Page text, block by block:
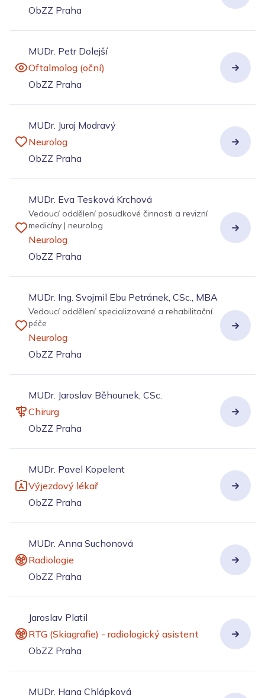
ObZZ Praha
MUDr. Petr Dolejší
Oftalmolog (oční)
ObZZ Praha
MUDr. Juraj Modravý
Neurolog
ObZZ Praha
MUDr. Eva Tesková Krchová
Vedoucí oddělení posudkové činnosti a revizní
medicíny | neurolog
Neurolog
ObZZ Praha
MUDr. Ing. Svojmil Ebu Petránek, CSc., MBA
Vedoucí oddělení specializované a rehabilitační
péče
Neurolog
ObZZ Praha
MUDr. Jaroslav Běhounek, CSc.
Chirurg
ObZZ Praha
MUDr. Pavel Kopelent
Výjezdový lékař
ObZZ Praha
MUDr. Anna Suchonová
Radiologie
ObZZ Praha
Jaroslav Platil
RTG (Skiagrafie) - radiologický asistent
ObZZ Praha
MUDr. Hana Chlápková